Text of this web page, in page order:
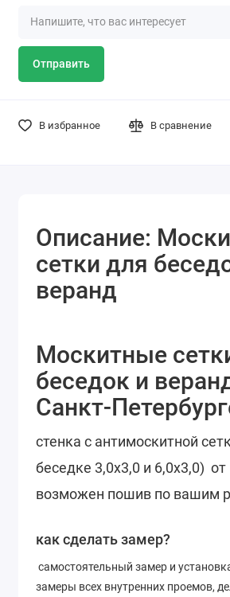
Отправить
В избранное В сравнение
Описание:
сетки для
веранд
Москитные
беседок и
Санкт-
стенка с антимоскитной
беседке 3,0х3,0 и 6,0х3,0)
возможен пошив по вашим
как сделать замер?
самостоятельный замер и
замеры всех внутренних проемов,